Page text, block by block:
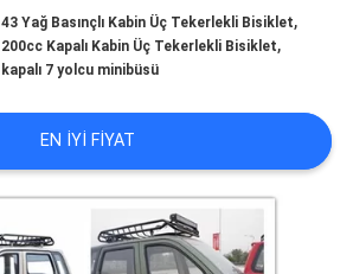
43 Yağ Basınçlı Kabin Üç Tekerlekli Bisiklet,
200cc Kapalı Kabin Üç Tekerlekli Bisiklet,
kapalı 7 yolcu minibüsü
EN IYI FIYAT